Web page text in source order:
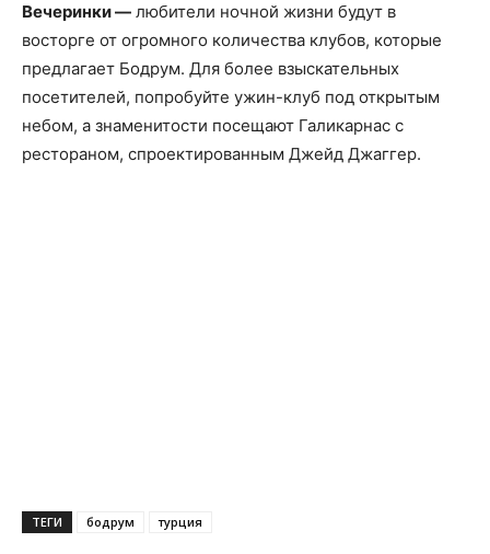
Вечеринки — любители ночной жизни будут в
восторге от огромного количества клубов, которые
предлагает Бодрум. Для более взыскательных
посетителей, попробуйте ужин-клуб под открытым
небом, а знаменитости посещают Галикарнас с
рестораном, спроектированным Джейд Джаггер.
ТЕГИ бодрум турция